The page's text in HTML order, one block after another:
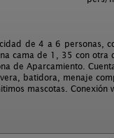
de 4 a 6 personas,
cama de 1, 35 con otra
de Aparcamiento.
batidora, menaje
mascotas. Conexión